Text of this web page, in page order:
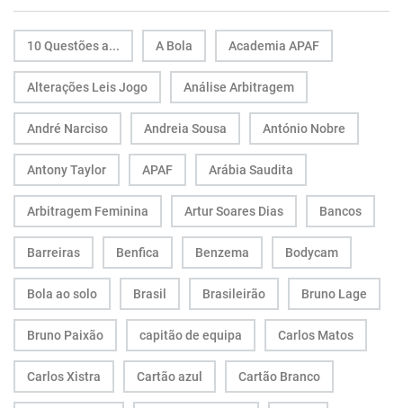
10 Questões a... A Bola Academia APAF
Alterações Leis Jogo Análise Arbitragem
André Narciso Andreia Sousa António Nobre
Antony Taylor APAF Arábia Saudita
Arbitragem Feminina Artur Soares Dias Bancos
Barreiras Benfica Benzema Bodycam
Bola ao solo Brasil Brasileirão Bruno Lage
Bruno Paixão capitão de equipa Carlos Matos
Carlos Xistra Cartão azul Cartão Branco